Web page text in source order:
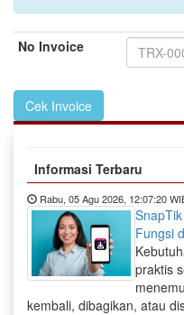
No Invoice
Cek Invoice
Informasi Terbaru
Rabu, 05 Agu 2026, 12:07:20
Fungsi
praktis
kembali, dibagikan, atau